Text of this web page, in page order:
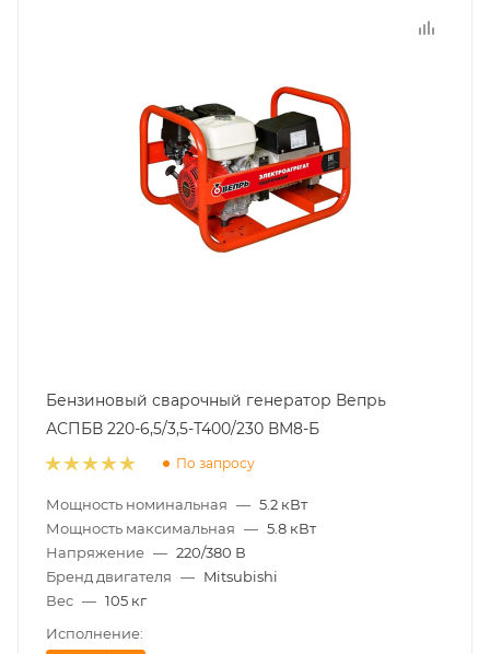
Бензиновый сварочный генератор Вепрь
АСПБВ 220-6,5/3,5-Т400/230 ВМ8-Б
По запросу
Мощность номинальная — 5.2 кВт
Мощность максимальная — 5.8 кВт
Напряжение — 220/380 В
Бренд двигателя — Mitsubishi
Вес — 105 кг
Исполнение: